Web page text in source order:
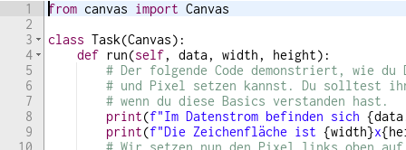
1
2
3
4
5
6
7
8
9
10
from canvas import Canvas
class Task(Canvas) :
def run(self, data, width , height) :
# Der folgende Code demonstriert, wie du
# und Pixel setzen kannst. Du solltest
# wenn du diese Basics verstanden hast.
print(f"Im Datenstrom befinden sich {data
print(f"Die Zeichenfläche ist {width}x{
# Wir setzen nun den Pixel links oben